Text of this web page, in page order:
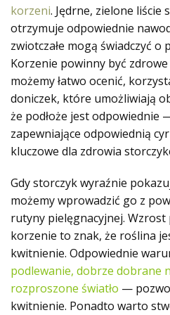
korzeni. Jędrne, zielone liście
otrzymuje odpowiednie
zwiotczałe mogą świadczyć
Korzenie powinny być
możemy łatwo ocenić,
doniczek, które umożliwiają
że podłoże jest odpowiednie
zapewniające odpowiednią
kluczowe dla zdrowia
Gdy storczyk wyraźnie
możemy wprowadzić go z
rutyny pielęgnacyjnej.
korzenie to znak, że roślina
kwitnienie. Odpowiednie
podlewanie, dobrze dobrane
rozproszone światło —
kwitnienie. Ponadto warto